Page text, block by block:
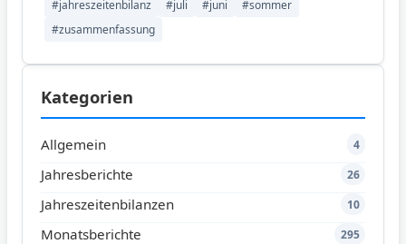
#jahreszeitenbilanz
#juli #juni
#sommer
#zusammenfassung
Kategorien
Allgemein 4
Jahresberichte 26
Jahreszeitenbilanzen 10
Monatsberichte 295